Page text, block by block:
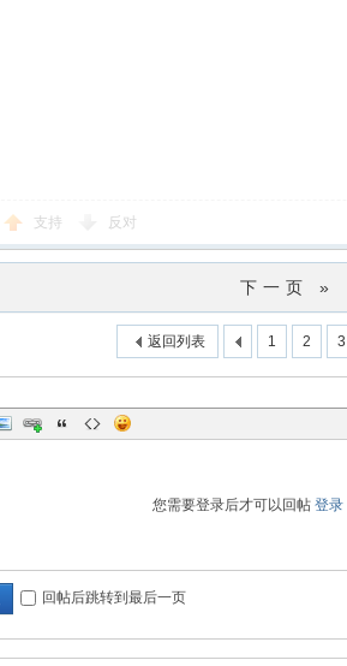
支持 反对
下一页 »
1 2 3
返回列表
您需要登录后才可以回帖 登录|
回帖后跳转到最后一页